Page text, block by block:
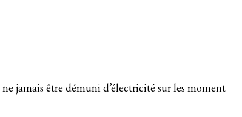
jamais être démuni d’électricité sur les moment